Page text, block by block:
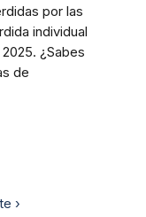
por las
individual
¿Sabes
de
›